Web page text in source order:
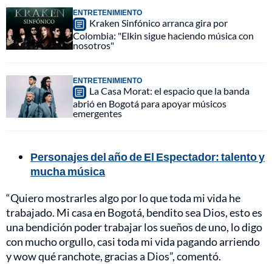
ENTRETENIMIENTO
Kraken Sinfónico arranca gira por
Colombia: "Elkin sigue haciendo música con
nosotros"
ENTRETENIMIENTO
La Casa Morat: el espacio que la banda
abrió en Bogotá para apoyar músicos
emergentes
Personajes del año de El Espectador: talento y
mucha música
“Quiero mostrarles algo por lo que toda mi vida he
trabajado. Mi casa en Bogotá, bendito sea Dios, esto es
una bendición poder trabajar los sueños de uno, lo digo
con mucho orgullo, casi toda mi vida pagando arriendo
y wow qué ranchote, gracias a Dios”, comentó.